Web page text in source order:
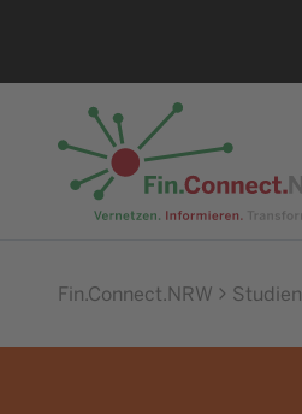
Fin.Connect.NRW Studien